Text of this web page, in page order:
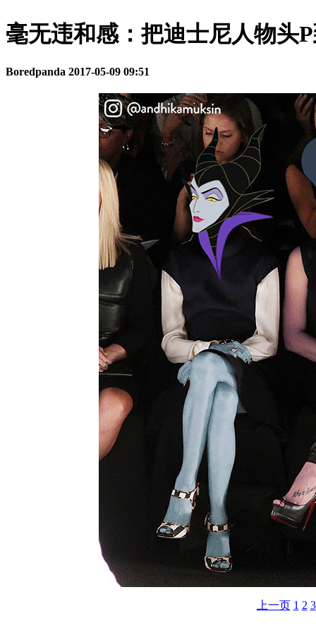
毫无违和感：把迪士尼人物头
Boredpanda 2017-05-09 09:51
上一页 1 2 3